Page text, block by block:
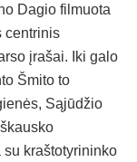
Dagio filmuota
centrinis
įrašai. Iki galo
Šmito to
Sąjūdžio
kraštotyrininko